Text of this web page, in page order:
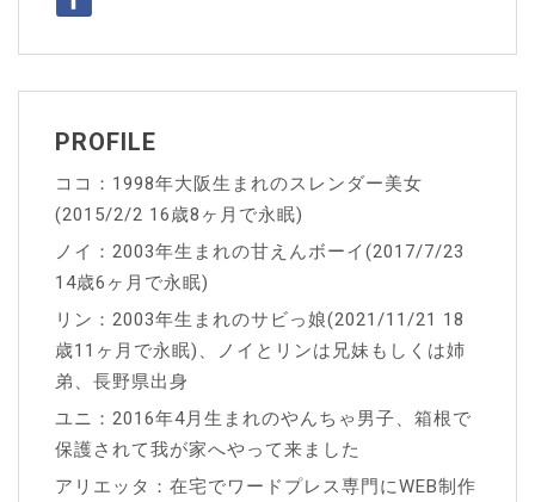
ョ
ン
PROFILE
ココ：1998年大阪生まれのスレンダー美女
(2015/2/2 16歳8ヶ月で永眠)
ノイ：2003年生まれの甘えんボーイ(2017/7/23
14歳6ヶ月で永眠)
リン：2003年生まれのサビっ娘(2021/11/21 18
歳11ヶ月で永眠)、ノイとリンは兄妹もしくは姉
弟、長野県出身
ユニ：2016年4月生まれのやんちゃ男子、箱根で
保護されて我が家へやって来ました
アリエッタ：在宅でワードプレス専門にWEB制作